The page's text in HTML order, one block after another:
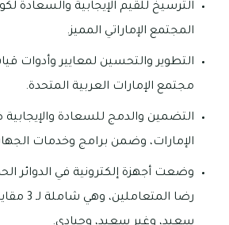
الترسيخ للقيم الإيجابية والسعادة
المجتمع الإماراتي المميز.
التطوير والتحسين لمعايير وأدوات
مجتمع الإمارات العربية المتحدة.
التضمين والدمج للسعادة
الإمارات، وضمن برامج وخدمات
وضعت أجهزة إلكترونية في الدوائر
رضا